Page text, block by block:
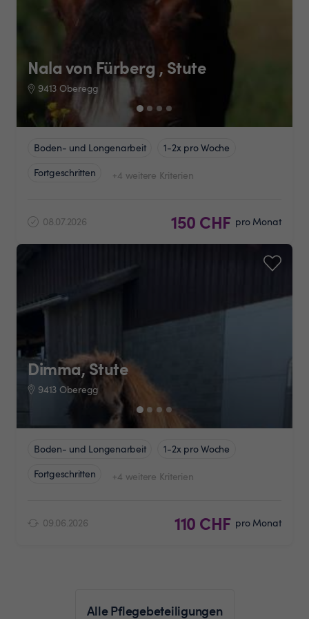
Nala von Fürberg , Stute
9413 Oberegg
Boden- und Longenarbeit
1-2x pro Woche
Fortgeschritten
+4 weitere Kriterien
08.07.2026 150 CHF pro Monat
Dimma, Stute
9413 Oberegg
Boden- und Longenarbeit
1-2x pro Woche
Fortgeschritten
+4 weitere Kriterien
09.06.2026 110 CHF pro Monat
Alle Pflegebeteiligungen